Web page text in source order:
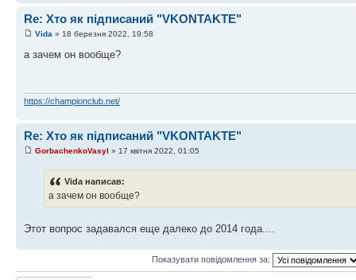
Re: Хто як підписаний "VKONTAKTE"
Vida » 18 березня 2022, 19:58
а зачем он вообще?
https://championclub.net/
Re: Хто як підписаний "VKONTAKTE"
GorbachenkoVasyl » 17 квітня 2022, 01:05
Vida написав:
а зачем он вообще?
Этот вопрос задавался еще далеко до 2014 года....
Показувати повідомлення за: